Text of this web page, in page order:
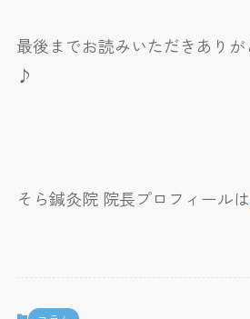
最後までお読みいただきあり
♪
そら鍼灸院 院長プロフィールは